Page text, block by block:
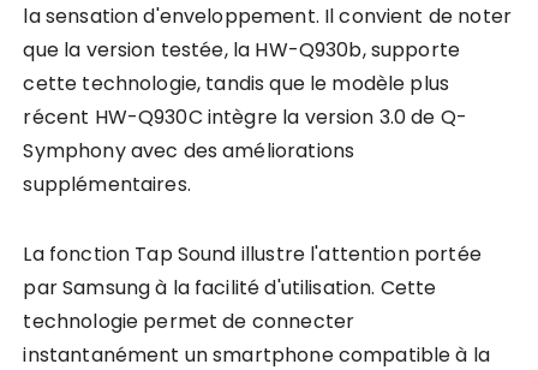
la sensation d'enveloppement. Il convient de noter
que la version testée, la HW-Q930b, supporte
cette technologie, tandis que le modèle plus
récent HW-Q930C intègre la version 3.0 de Q-
Symphony avec des améliorations
supplémentaires.
La fonction Tap Sound illustre l'attention portée
par Samsung à la facilité d'utilisation. Cette
technologie permet de connecter
instantanément un smartphone compatible à la